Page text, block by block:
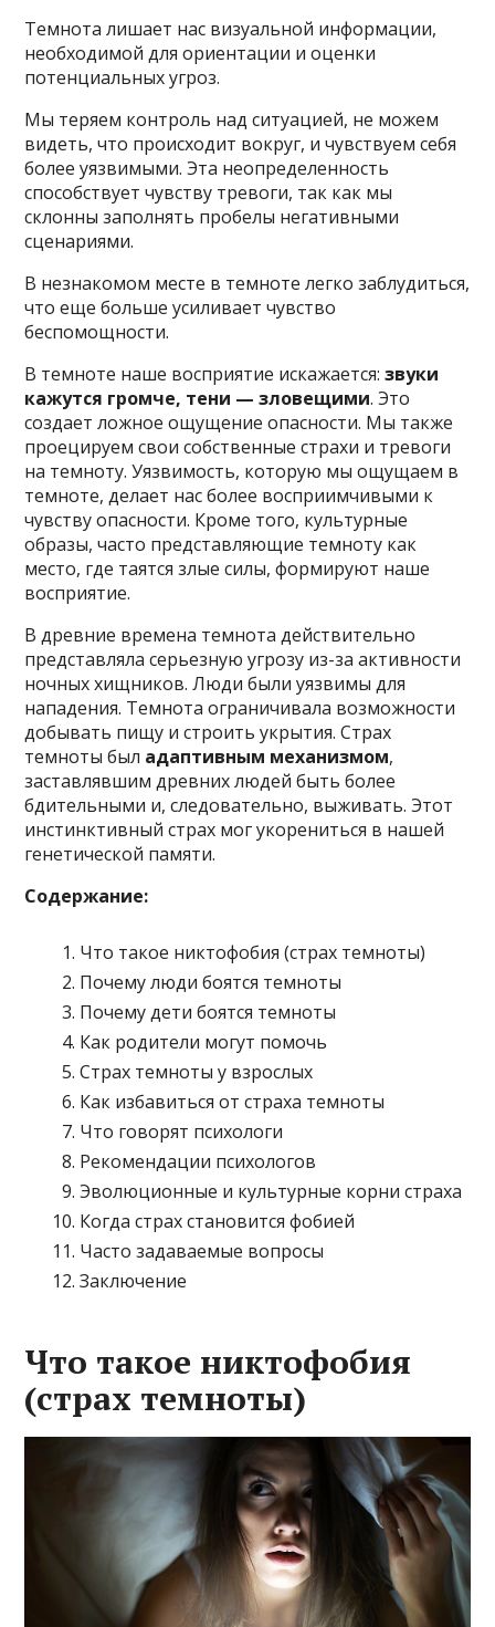
Темнота лишает нас визуальной информации,
необходимой для ориентации и оценки
потенциальных угроз.
Мы теряем контроль над ситуацией, не можем
видеть, что происходит вокруг, и чувствуем себя
более уязвимыми. Эта неопределенность
способствует чувству тревоги, так как мы
склонны заполнять пробелы негативными
сценариями.
В незнакомом месте в темноте легко заблудиться,
что еще больше усиливает чувство
беспомощности.
В темноте наше восприятие искажается:звуки
кажутся громче, тени — зловещими. Это
создает ложное ощущение опасности. Мы также
проецируем свои собственные страхи и тревоги
на темноту. Уязвимость, которую мы ощущаем в
темноте, делает нас более восприимчивыми к
чувству опасности. Кроме того, культурные
образы, часто представляющие темноту как
место, где таятся злые силы, формируют наше
восприятие.
В древние времена темнота действительно
представляла серьезную угрозу из-за активности
ночных хищников. Люди были уязвимы для
нападения. Темнота ограничивала возможности
добывать пищу и строить укрытия. Страх
темноты был адаптивным механизмом,
заставлявшим древних людей быть более
бдительными и, следовательно, выживать. Этот
инстинктивный страх мог укорениться в нашей
генетической памяти.
Содержание:
Что такое никтофобия (страх темноты)
Почему люди боятся темноты
Почему дети боятся темноты
Как родители могут помочь
Страх темноты у взрослых
Как избавиться от страха темноты
Что говорят психологи
Рекомендации психологов
Эволюционные и культурные корни страха
Когда страх становится фобией
Часто задаваемые вопросы
Заключение
Что такое никтофобия
(страх темноты)